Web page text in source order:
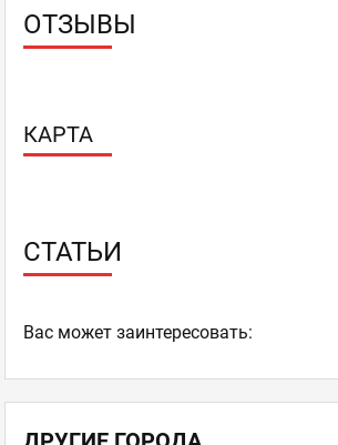
ОТЗЫВЫ
КАРТА
СТАТЬИ
Ваc может заинтересовать: